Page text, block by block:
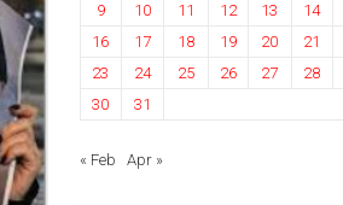
9
10 11 12 13 14
16
17 18 19 20 21
23
24 25 26 27 28
30
31
« Feb Apr »